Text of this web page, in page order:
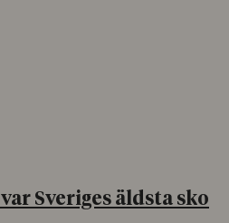
Sveriges äldsta sko